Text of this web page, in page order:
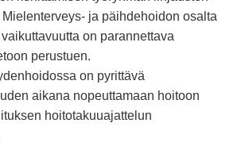
ja päihdehoidon osalta
on parannettava
perustuen.
on pyrittävä
aikana nopeuttamaan hoitoon
hoitotakuuajattelun